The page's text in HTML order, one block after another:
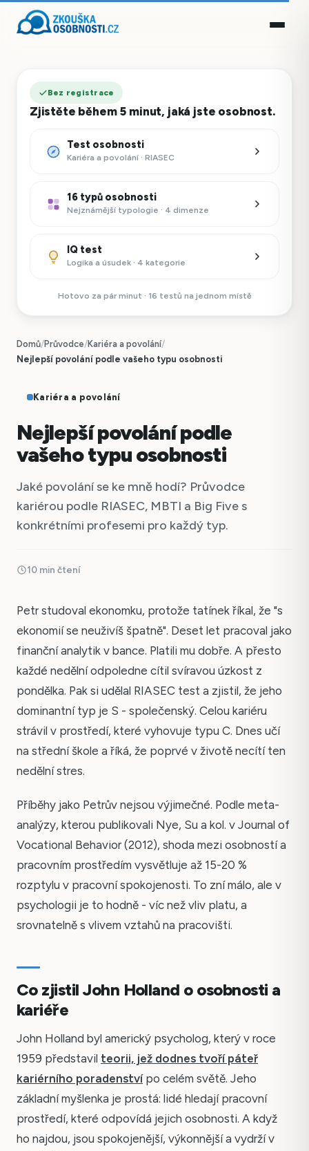
Bez registrace
Zjistěte během 5 minut, jaká jste osobnost.
Test osobnosti
Kariéra a povolání · RIASEC
16 typů osobnosti
Nejznámější typologie · 4 dimenze
IQ test
Logika a úsudek · 4 kategorie
Hotovo za pár minut · 16 testů na jednom místě
Domů/Průvodce/Kariéra a povolání/
Nejlepší povolání podle vašeho typu osobnosti
Kariéra a povolání
Nejlepší povolání podle
vašeho typu osobnosti
Jaké povolání se ke mně hodí? Průvodce
kariérou podle RIASEC, MBTI a Big Five s
konkrétními profesemi pro každý typ.
10 min čtení
Petr studoval ekonomku, protože tatínek říkal, že "s
ekonomií se neuživíš špatně". Deset let pracoval jako
finanční analytik v bance. Platili mu dobře. A přesto
každé nedělní odpoledne cítil svíravou úzkost z
pondělka. Pak si udělal RIASEC test a zjistil, že jeho
dominantní typ je S - společenský. Celou kariéru
strávil v prostředí, které vyhovuje typu C. Dnes učí
na střední škole a říká, že poprvé v životě necítí ten
nedělní stres.
Příběhy jako Petrův nejsou výjimečné. Podle meta-
analýzy, kterou publikovali Nye, Su a kol. v Journal of
Vocational Behavior (2012), shoda mezi osobností a
pracovním prostředím vysvětluje až 15-20 %
rozptylu v pracovní spokojenosti. To zní málo, ale v
psychologii je to hodně - víc než vliv platu, a
srovnatelně s vlivem vztahů na pracovišti.
Co zjistil John Holland o osobnosti a
kariéře
John Holland byl americký psycholog, který v roce
1959 představil teorii, jež dodnes tvoří páteř
kariérního poradenstvípo celém světě. Jeho
základní myšlenka je prostá: lidé hledají pracovní
prostředí, které odpovídá jejich osobnosti. A když
ho najdou, jsou spokojenější, výkonnější a vydrží v